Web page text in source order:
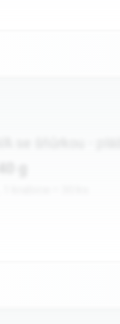
se šňůrkou -